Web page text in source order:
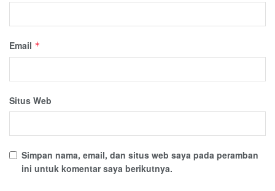
Email *
Situs Web
Simpan nama, email, dan situs web saya pada peramban
ini untuk komentar saya berikutnya.